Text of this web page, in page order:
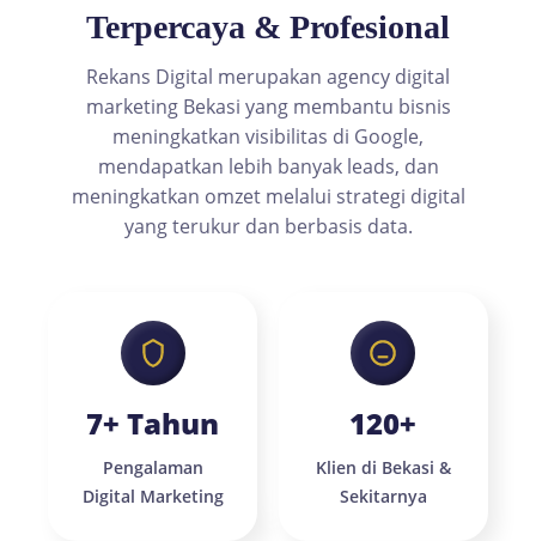
Terpercaya & Profesional
Rekans Digital merupakan agency digital
marketing Bekasi yang membantu bisnis
meningkatkan visibilitas di Google,
mendapatkan lebih banyak leads, dan
meningkatkan omzet melalui strategi digital
yang terukur dan berbasis data.
7+ Tahun
Pengalaman
Digital Marketing
120+
Klien di Bekasi &
Sekitarnya